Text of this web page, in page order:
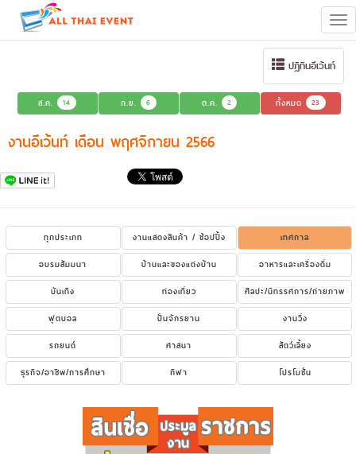
ปฏิทินอีเว้นท์
ส.ค. 14 ก.ย. 6 ต.ค. 2 ทั้งหมด 23
งานอีเว้นท์ เดือน พฤศจิกายน 2566
ทุกประเภท งานแสดงสินค้า / ช้อปปิ้ง
เทศกาล
อบรมสัมมนา
บ้านและของแต่งบ้าน
อาหารและเครื่องดื่ม
บันเทิง
ท่องเที่ยว
ศิลปะ/นิทรรศการ/ถ่ายภาพ
ฟุตบอล
ปั่นจักรยาน
งานวิ่ง
รถยนต์
ศาสนา
สัตว์เลี้ยง
ธุรกิจ/อาชีพ/การศึกษา
กีฬา โปรโมชั่น